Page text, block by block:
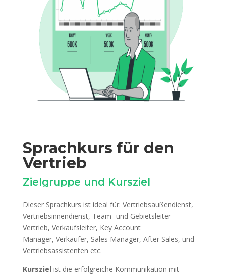
Sprachkurs für den
Vertrieb
Zielgruppe und Kursziel
Dieser Sprachkurs ist ideal für: Vertriebsaußendienst,
Vertriebsinnendienst, Team- und Gebietsleiter
Vertrieb, Verkaufsleiter, Key Account
Manager, Verkäufer, Sales Manager, After Sales, und
Vertriebsassistenten etc.
Kursziel ist die erfolgreiche Kommunikation mit